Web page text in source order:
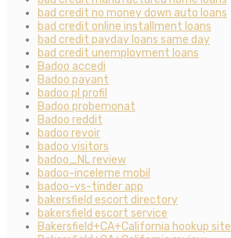
bad credit no money down auto loans
bad credit online installment loans
bad credit payday loans same day
bad credit unemployment loans
Badoo accedi
Badoo payant
badoo pl profil
Badoo probemonat
Badoo reddit
badoo revoir
badoo visitors
badoo_NL review
badoo-inceleme mobil
badoo-vs-tinder app
bakersfield escort directory
bakersfield escort service
Bakersfield+CA+California hookup